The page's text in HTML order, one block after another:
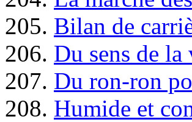
205. Bilan de
206. Du sens de la
207. Du ron-ron
208. Humide et